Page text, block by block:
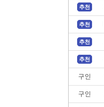
추천
추천
추천
추천
구인
구인